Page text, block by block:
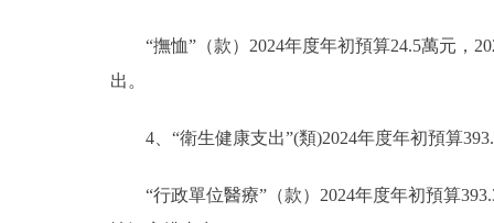
“撫恤”（款）2024年度年初預算24.5萬元，
出。
4、“衛生健康支出”(類)2024年度年初預算
“行政單位醫療”（款）2024年度年初預算